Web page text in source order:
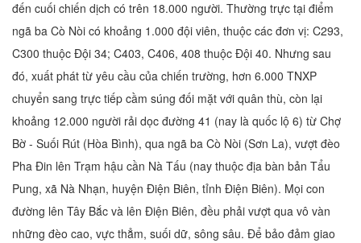
đến cuối chiến dịch có trên 18.000 người. Thường trực tại điểm
ngã ba Cò Nòi có khoảng 1.000 đội viên, thuộc các đơn vị: C293,
C300 thuộc Đội 34; C403, C406, 408 thuộc Đội 40. Nhưng sau
đó, xuất phát từ yêu cầu của chiến trường, hơn 6.000 TNXP
chuyển sang trực tiếp cầm súng đối mặt với quân thù, còn lại
khoảng 12.000 người rải dọc đường 41 (nay là quốc lộ 6) từ Chợ
Bờ - Suối Rút (Hòa Bình), qua ngã ba Cò Nòi (Sơn La), vượt đèo
Pha Đin lên Trạm hậu cần Nà Tấu (nay thuộc địa bàn bản Tẩu
Pung, xã Nà Nhạn, huyện Điện Biên, tỉnh Điện Biên). Mọi con
đường lên Tây Bắc và lên Điện Biên, đều phải vượt qua vô vàn
những đèo cao, vực thẳm, suối dữ, sông sâu. Để bảo đảm giao